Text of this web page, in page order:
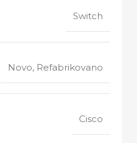
Switch
Novo, Refabrikovano
Cisco